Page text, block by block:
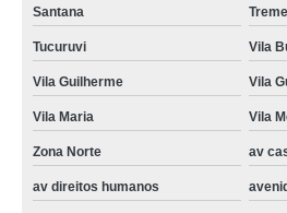
preço de conserto maquina de lavar
maquina de lavar conserto valor parque
conserto maquina lavar roupa brastemp
conserto de maquina de lavar roupa valor
conserto maquina lavar brastemp
Santana
Tucuruvi Vila
Vila Guilherme Vila
Vila Maria Vila
Zona Norte av
av direitos humanos